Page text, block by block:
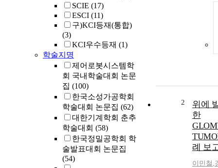
SCIE (17)
ESCI (11)
구)KCI등재(통합)
(3)
KCI우수등재 (1)
학술지명
제어로봇시스템학
회 국내학술대회 논문
집 (100)
한국소성가공학회
학술대회 논문집 (62)
대한기계학회 춘추
학술대회 (58)
한국정밀공학회 학
술발표대회 논문집
(54)
2
위에
한
례 보
이민철 ,